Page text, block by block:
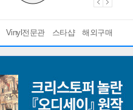
Vinyl전문관 스타샵 해외구매